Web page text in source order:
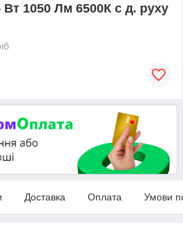
1050 Лм 6500К c д. руху
Доставка Оплата Умови